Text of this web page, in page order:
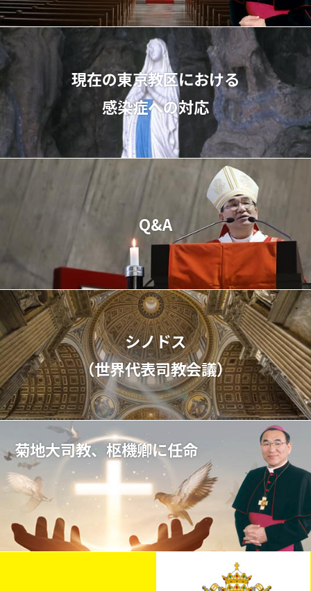
現在の東京教区における
感染症への対応
Q&A
シノドス
（世界代表司教会議）
菊地大司教、枢機卿に任命